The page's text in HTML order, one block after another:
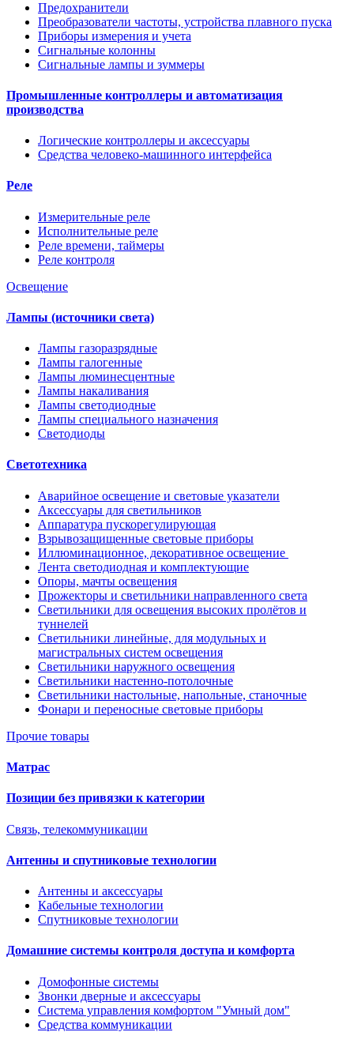
Предохранители
Преобразователи частоты, устройства плавного пуска
Приборы измерения и учета
Сигнальные колонны
Сигнальные лампы и зуммеры
Промышленные контроллеры и автоматизация
производства
Логические контроллеры и аксессуары
Средства человеко-машинного интерфейса
Реле
Измерительные реле
Исполнительные реле
Реле времени, таймеры
Реле контроля
Освещение
Лампы (источники света)
Лампы газоразрядные
Лампы галогенные
Лампы люминесцентные
Лампы накаливания
Лампы светодиодные
Лампы специального назначения
Светодиоды
Светотехника
Аварийное освещение и световые указатели
Аксессуары для светильников
Аппаратура пускорегулирующая
Взрывозащищенные световые приборы
Иллюминационное, декоративное освещение
Лента светодиодная и комплектующие
Опоры, мачты освещения
Прожекторы и светильники направленного света
Светильники для освещения высоких пролётов и
туннелей
Светильники линейные, для модульных и
магистральных систем освещения
Светильники наружного освещения
Светильники настенно-потолочные
Светильники настольные, напольные, станочные
Фонари и переносные световые приборы
Прочие товары
Матрас
Позиции без привязки к категории
Связь, телекоммуникации
Антенны и спутниковые технологии
Антенны и аксессуары
Кабельные технологии
Спутниковые технологии
Домашние системы контроля доступа и комфорта
Домофонные системы
Звонки дверные и аксессуары
Система управления комфортом "Умный дом"
Средства коммуникации